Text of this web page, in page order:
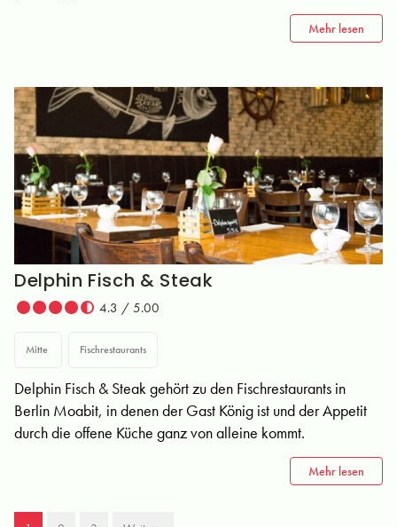
Mehr lesen
Delphin Fisch & Steak
4.3 / 5.00
Mitte Fischrestaurants
Delphin Fisch & Steak gehört zu den Fischrestaurants in
Berlin Moabit, in denen der Gast König ist und der Appetit
durch die offene Küche ganz von alleine kommt.
Mehr lesen